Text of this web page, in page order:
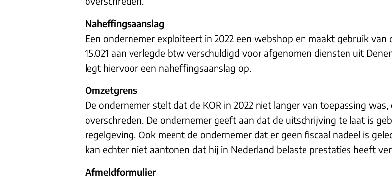
Naheffingsaanslag
Een ondernemer exploiteert in 2022 een webshop en maakt gebruik van
15.021 aan verlegde btw verschuldigd voor afgenomen diensten uit
legt hiervoor een naheffingsaanslag op.
Omzetgrens
De ondernemer stelt dat de KOR in 2022 niet langer van toepassing
overschreden. De ondernemer geeft aan dat de uitschrijving te laat is
regelgeving. Ook meent de ondernemer dat er geen fiscaal nadeel is
kan echter niet aantonen dat hij in Nederland belaste prestaties heeft
Afmeldformulier